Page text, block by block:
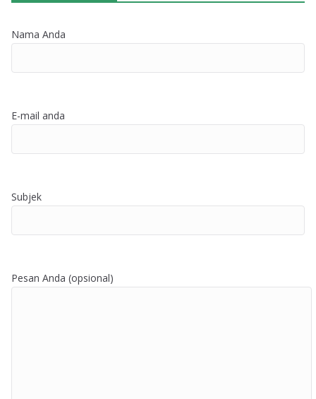
Nama Anda
E-mail anda
Subjek
Pesan Anda (opsional)